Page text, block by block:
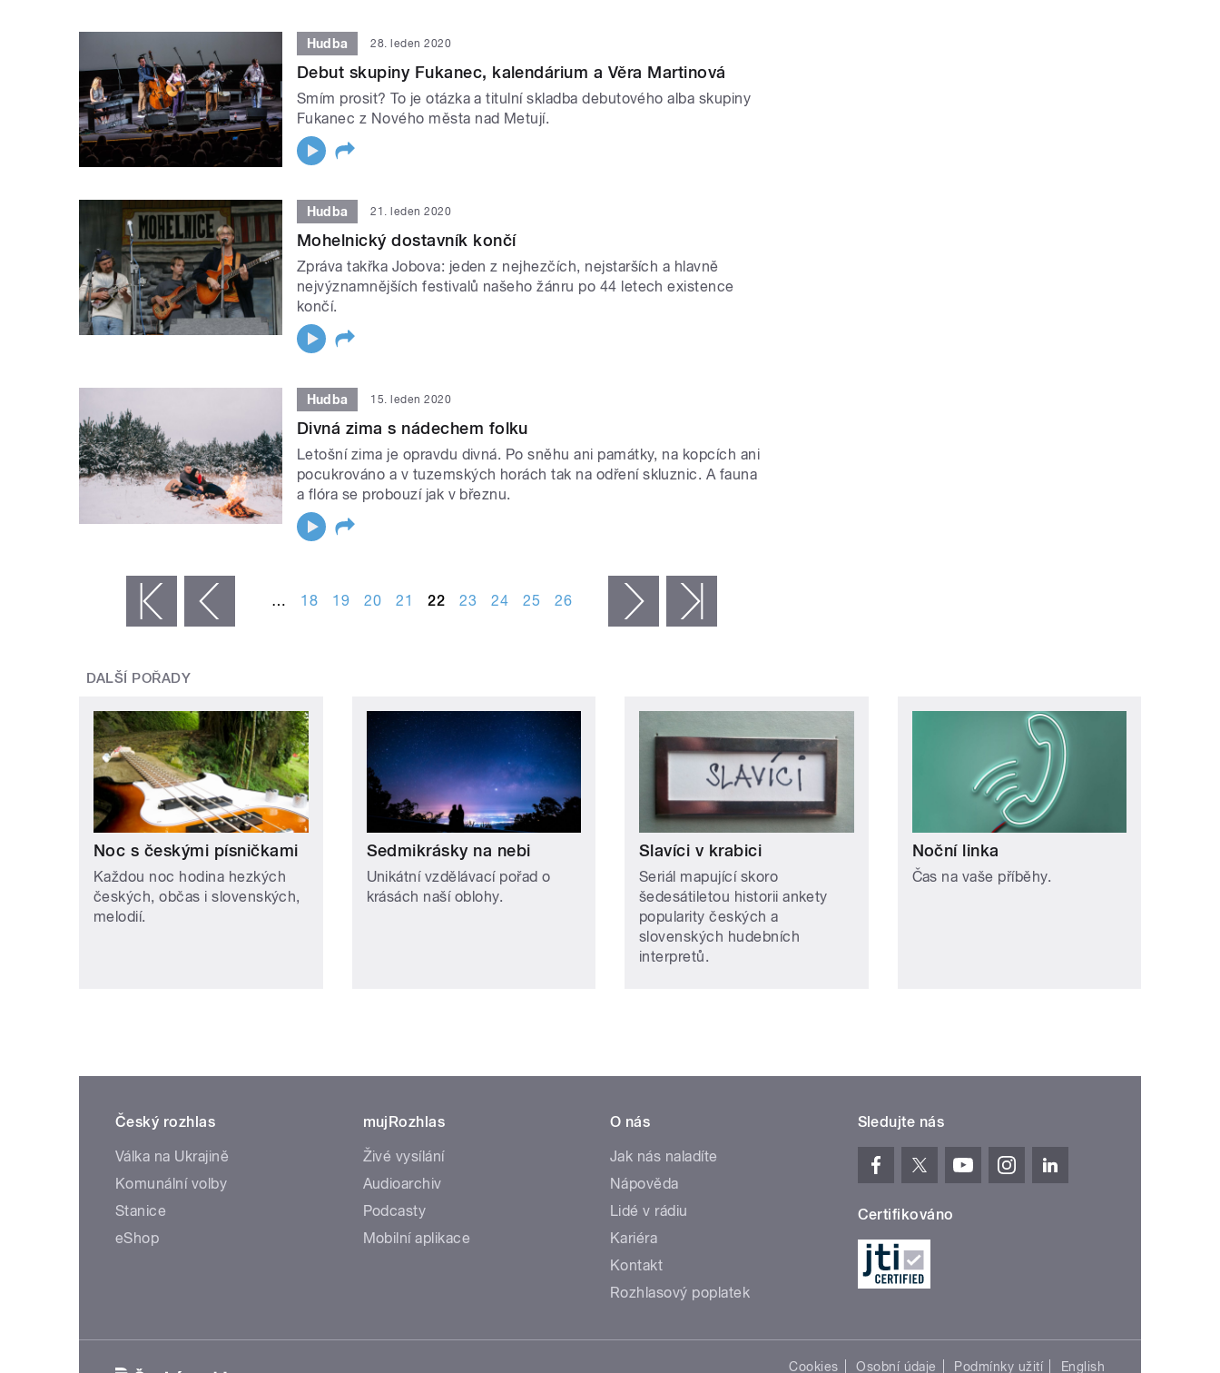
Hudba 28. leden 2020
Debut skupiny Fukanec, kalendárium a Věra Martinová
Smím prosit? To je otázka a titulní skladba debutového alba skupiny
Fukanec z Nového města nad Metují.
Hudba 21. leden 2020
Mohelnický dostavník končí
Zpráva takřka Jobova: jeden z nejhezčích, nejstarších a hlavně
nejvýznamnějších festivalů našeho žánru po 44 letech existence
končí.
Hudba 15. leden 2020
Divná zima s nádechem folku
Letošní zima je opravdu divná. Po sněhu ani památky, na kopcích ani
pocukrováno a v tuzemských horách tak na odření skluznic. A fauna
a flóra se probouzí jak v březnu.
‹ předchozí … 18 19 20 21 22 23 24 25 26 následující ›
DALŠÍ POŘADY
Noc s českými písničkami
Každou noc hodina hezkých
českých, občas i slovenských,
melodií.
Sedmikrásky na nebi
Unikátní vzdělávací pořad o
krásách naší oblohy.
Slavíci v krabici
Seriál mapující skoro
šedesátiletou historii ankety
popularity českých a
slovenských hudebních
interpretů.
Noční linka
Čas na vaše příběhy.
Český rozhlas
Válka na Ukrajině
Komunální volby
Stanice
eShop
mujRozhlas
Živé vysílání
Audioarchiv
Podcasty
Mobilní aplikace
O nás
Jak nás naladíte
Nápověda
Lidé v rádiu
Kariéra
Kontakt
Rozhlasový poplatek
Sledujte nás
Certifikováno
Cookies Osobní údaje Podmínky užití English